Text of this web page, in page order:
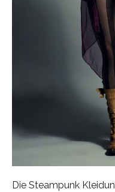
Die Steampunk